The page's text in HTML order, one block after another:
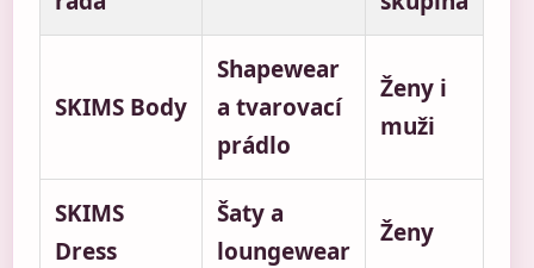
SKIMS Body
Shapewear
a tvarovací
prádlo
Ženy i
muži
SKIMS
Dress
Šaty a
loungewear
Ženy